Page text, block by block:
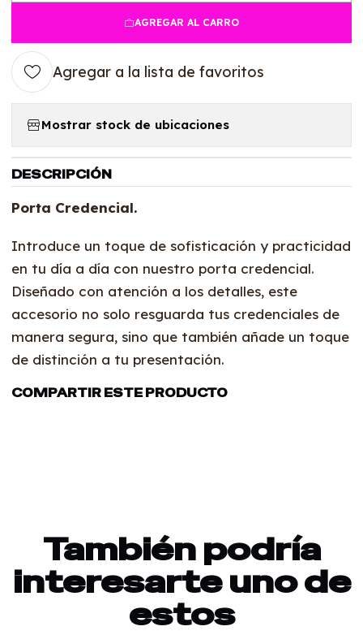
AGREGAR AL CARRO
Agregar a la lista de favoritos
Mostrar stock de ubicaciones
DESCRIPCIÓN
Porta Credencial.
Introduce un toque de sofisticación y practicidad
en tu día a día con nuestro porta credencial.
Diseñado con atención a los detalles, este
accesorio no solo resguarda tus credenciales de
manera segura, sino que también añade un toque
de distinción a tu presentación.
COMPARTIR ESTE PRODUCTO
También podría
interesarte uno de
estos